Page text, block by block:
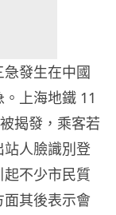
發生在中國
上海地鐵 11
揭發，乘客若
人臉識別登
不少市民質
其後表示會